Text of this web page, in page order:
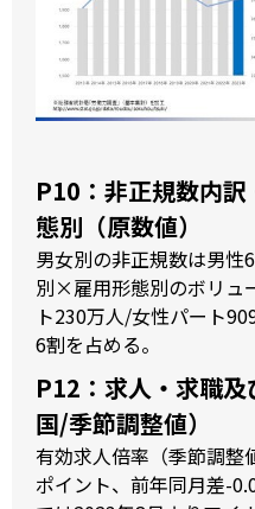
P10：非正規数内
態別（原数値）
男女別の非正規数は男
別×雇用形態別のボリュ
ト230万人/女性パート
6割を占める。
P12：求人・求職
国/季節調整値）
有効求人倍率（季節調整
ポイント、前年同月差-